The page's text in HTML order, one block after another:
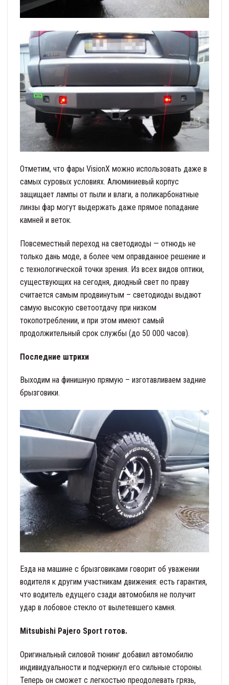
Отметим, что фары VisionX можно использовать даже в
самых суровых условиях. Алюминиевый корпус
защищает лампы от пыли и влаги, а поликарбонатные
линзы фар могут выдержать даже прямое попадание
камней и веток.
Повсеместный переход на светодиоды — отнюдь не
только дань моде, а более чем оправданное решение и
с технологической точки зрения. Из всех видов оптики,
существующих на сегодня, диодный свет по праву
считается самым продвинутым – светодиоды выдают
самую высокую светоотдачу при низком
токопотреблении, и при этом имеют самый
продолжительный срок службы (до 50 000 часов).
Последние штрихи
Выходим на финишную прямую – изготавливаем задние
брызговики.
Езда на машине с брызговиками говорит об уважении
водителя к другим участникам движения: есть гарантия,
что водитель едущего сзади автомобиля не получит
удар в лобовое стекло от вылетевшего камня.
Mitsubishi Pajero Sport готов.
Оригинальный силовой тюнинг добавил автомобилю
индивидуальности и подчеркнул его сильные стороны.
Теперь он сможет с легкостью преодолевать грязь,